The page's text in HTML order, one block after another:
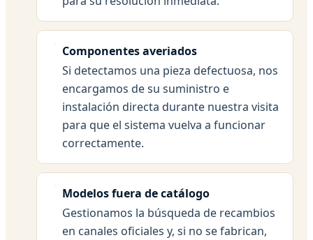
Componentes averiados
Si detectamos una pieza defectuosa, nos
encargamos de su suministro e
instalación directa durante nuestra visita
para que el sistema vuelva a funcionar
correctamente.
Modelos fuera de catálogo
Gestionamos la búsqueda de recambios
en canales oficiales y, si no se fabrican,